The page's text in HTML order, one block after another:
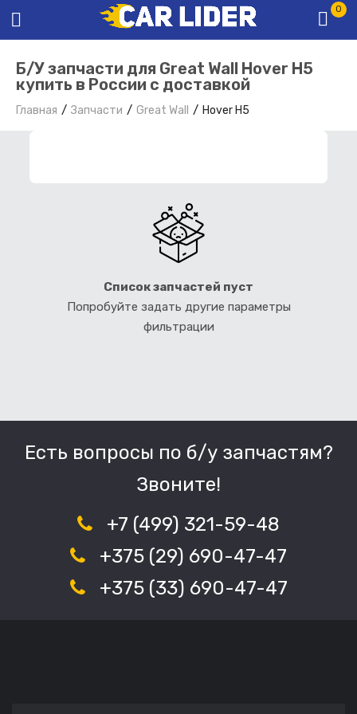
0
Б/У запчасти для Great Wall Hover H5
купить в России с доставкой
Главная Запчасти Great Wall Hover H5
Список запчастей пуст
Попробуйте задать другие параметры
фильтрации
Есть вопросы по б/у запчастям?
Звоните!
+7 (499) 321-59-48
+375 (29) 690-47-47
+375 (33) 690-47-47